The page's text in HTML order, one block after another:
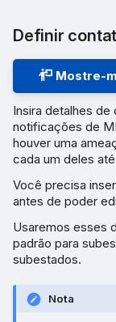
Definir
Mostre-
Insira detalhes
notificações de
houver uma
cada um deles
Você precisa
antes de poder
Usaremos esses
padrão para
subestados.
Nota